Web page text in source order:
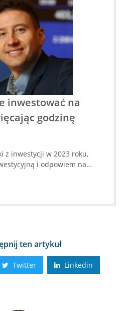
inwestować na
godzinę
z inwestycji w 2023 roku,
i odpowiem na
ten artykuł
Twitter Linkedin